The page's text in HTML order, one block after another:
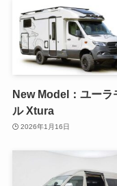
New Model：ユーラ
ル Xtura
2026年1月16日